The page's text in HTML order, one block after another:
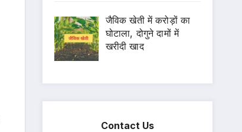
जैविक खेती में करोड़ों का
घोटाला, दोगुने दामों में
खरीदी खाद
Contact Us